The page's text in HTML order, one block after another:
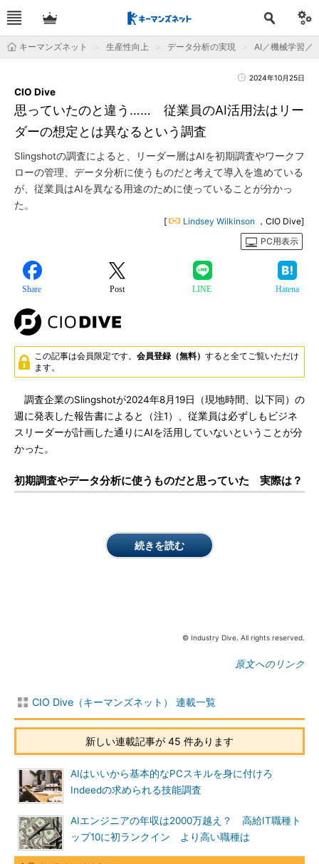
キーマンズネット 生産性向上 データ分析の実現 AI／機械学習／
2024年10月25日
思っていたのと違う…… 従業員のAI活用法はリー
ダーの想定とは異なるという調査
CIO Dive
Slingshotの調査によると、リーダー層はAIを初期調査やワークフ
ローの管理、データ分析に使うものだと考えて導入を進めている
が、従業員はAIを異なる用途のために使っていることが分かっ
た。
[ Lindsey Wilkinson ，CIO Dive]
PC用表示
Share Post LINE Hatena
この記事は会員限定です。 会員登録（無料） すると全てご覧いただけ
ます。
調査企業のSlingshotが2024年8月19日（現地時間、以下同）の
週に発表した報告書によると（注1）、従業員は必ずしもビジネ
スリーダーが計画した通りにAIを活用していないということが分
かった。
初期調査やデータ分析に使うものだと思っていた 実際は？
続きを読む
© Industry Dive. All rights reserved.
原文へのリンク
CIO Dive（キーマンズネット） 連載一覧
新しい連載記事が 45 件あります
AIはいいから基本的なPCスキルを身に付けろ
Indeedの求められる技能調査
AIエンジニアの年収は2000万越え？ 高給IT職種ト
ップ10に初ランクイン より高い職種は